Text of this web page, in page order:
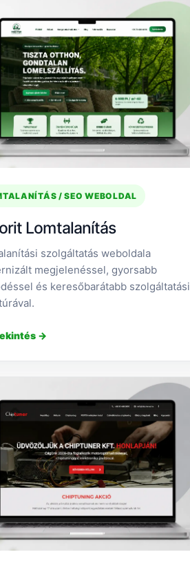
/ SEO WEBOLDAL
Lomtalanítás
szolgáltatás weboldala
megjelenéssel, gyorsabb
és keresőbarátabb szolgáltatási
→